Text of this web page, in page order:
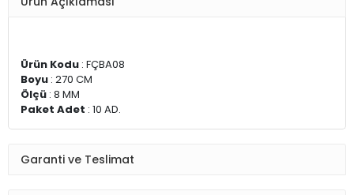
Ürün Kodu : FÇBA08
Boyu : 270 CM
Ölçü : 8 MM
Paket Adet : 10 AD.
Garanti ve Teslimat